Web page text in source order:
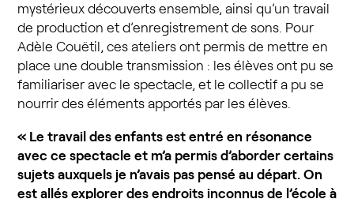
mystérieux découverts ensemble, ainsi qu’un travail
de production et d’enregistrement de sons. Pour
Adèle Couëtil, ces ateliers ont permis de mettre en
place une double transmission : les élèves ont pu se
familiariser avec le spectacle, et le collectif a pu se
nourrir des éléments apportés par les élèves.
« Le travail des enfants est entré en résonance
avec ce spectacle et m’a permis d’aborder certains
sujets auxquels je n’avais pas pensé au départ. On
est allés explorer des endroits inconnus de l’école à